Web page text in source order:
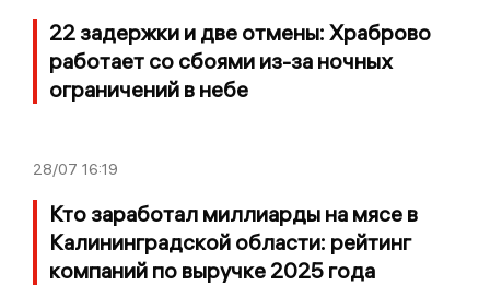
22 задержки и две отмены: Храброво
работает со сбоями из-за ночных
ограничений в небе
28/07 16:19
Кто заработал миллиарды на мясе в
Калининградской области: рейтинг
компаний по выручке 2025 года